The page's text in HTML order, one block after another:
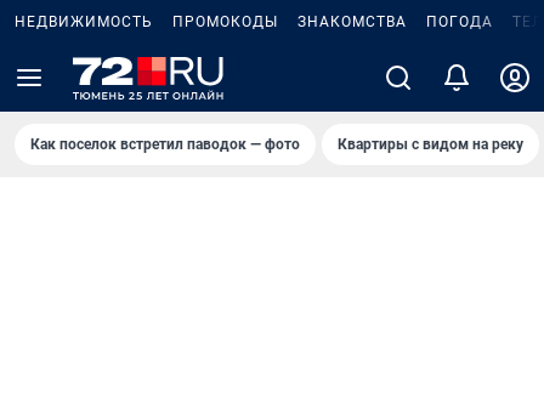
НЕДВИЖИМОСТЬ ПРОМОКОДЫ ЗНАКОМСТВА ПОГОДА
Как поселок встретил паводок — фото Квартиры с видом на реку